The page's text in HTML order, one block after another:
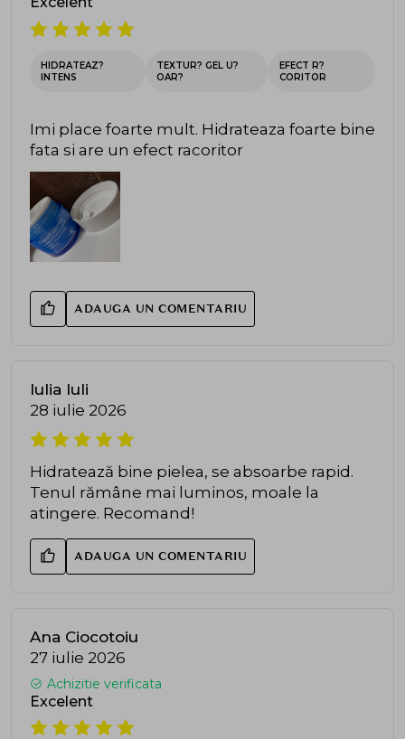
HIDRATEAZ?
INTENS
TEXTUR? GEL U?
OAR?
EFECT R?
CORITOR
Imi place foarte mult. Hidrateaza foarte bine
fata si are un efect racoritor
ADAUGA UN COMENTARIU
Iulia Iuli
28 iulie 2026
Hidratează bine pielea, se absoarbe rapid.
Tenul rămâne mai luminos, moale la
atingere. Recomand!
ADAUGA UN COMENTARIU
Ana Ciocotoiu
27 iulie 2026
Achizitie verificata
Excelent